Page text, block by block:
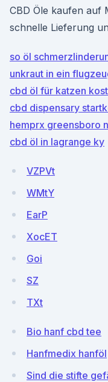
CBD Öle kaufen auf
schnelle Lieferung
so öl
unkraut in ein
cbd öl für katzen
cbd dispensary
hemprx greensboro
cbd öl in lagrange ky
VZPVt
WMtY
EarP
XocET
Goi
SZ
TXt
Bio hanf cbd tee
Hanfmedix hanföl
Sind die stifte